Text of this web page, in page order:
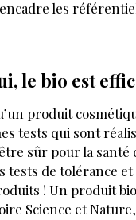
AUX
et dossiers en
des actualités
sur nos